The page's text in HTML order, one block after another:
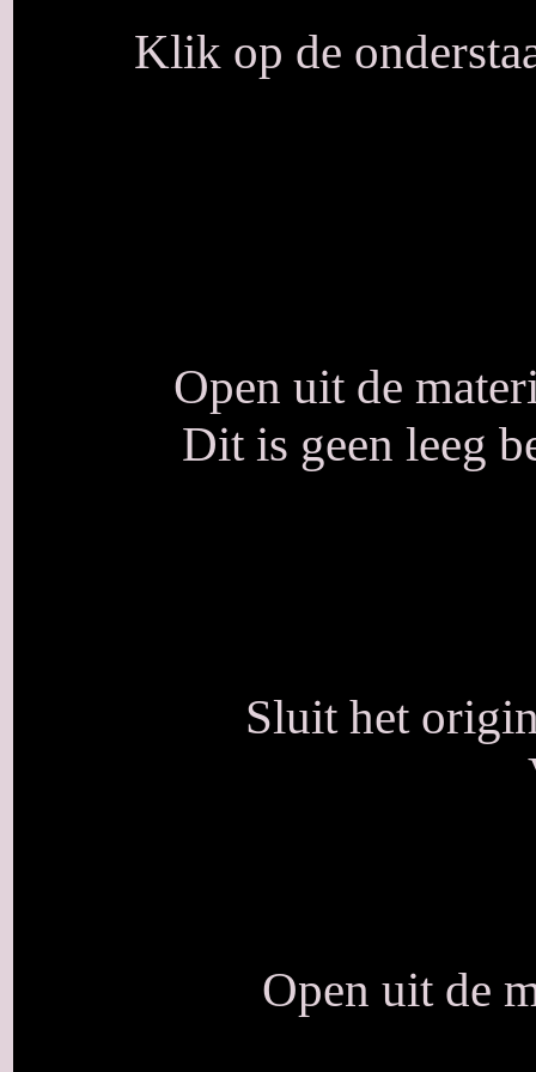
Klik op de
Open uit de
Dit is geen leeg
Sluit het
Open uit de